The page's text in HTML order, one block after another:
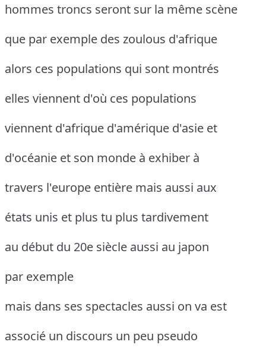
hommes troncs seront sur la même scène
que par exemple des zoulous d'afrique
alors ces populations qui sont montrés
elles viennent d'où ces populations
viennent d'afrique d'amérique d'asie et
d'océanie et son monde à exhiber à
travers l'europe entière mais aussi aux
états unis et plus tu plus tardivement
au début du 20e siècle aussi au japon
par exemple
mais dans ses spectacles aussi on va est
associé un discours un peu pseudo